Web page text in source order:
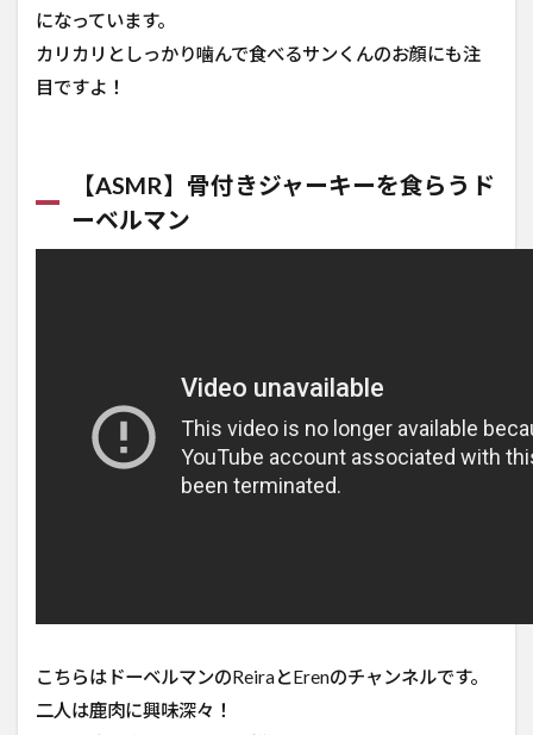
になっています。
カリカリとしっかり噛んで食べるサンくんのお顔にも注
目ですよ！
【ASMR】骨付きジャーキーを食らうド
ーベルマン
こちらはドーベルマンのReiraとErenのチャンネルです。
二人は鹿肉に興味深々！